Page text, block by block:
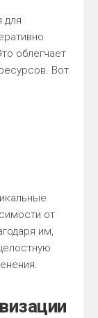
для
облегчает
Вот
от
им,